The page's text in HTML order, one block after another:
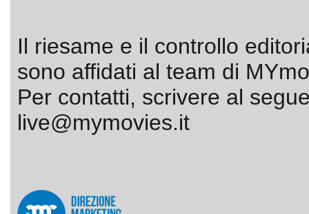
Il riesame e il controllo
sono affidati al team di
Per contatti, scrivere al
live@mymovies.it